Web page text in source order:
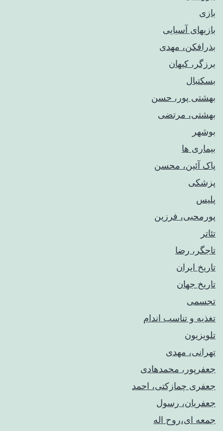
بازی
بازیهای آسیایی
بذرافکن، مهدی
برزگر، کیهان
بسکتبال
بهشتی پور، حسن
بهشتی، مرتضی
بوشهر
بیماری ها
پاک آئین، محسن
پزشکی
پلیس
پورمحبی، فرزین
تئاتر
تاجگر، رضا
تاریخ ایران
تاریخ جهان
تجسمی
تغذیه و تناسب اندام
تلویزیون
تهرانی، مهدی
جعفرپور، محمدهادی
جعفری چمازکتی، احمد
جعفریان، رسول
جمعه ای،روح اله